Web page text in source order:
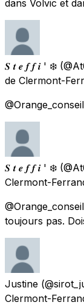
dans Volvic et
𝑺 𝒕 𝒆 𝒇 𝒇 𝒊 ' ❄️
de Clermont-
𝑺 𝒕 𝒆 𝒇 𝒇 𝒊 ' ❄️
Clermont-
toujours pas.
Justine
Clermont-